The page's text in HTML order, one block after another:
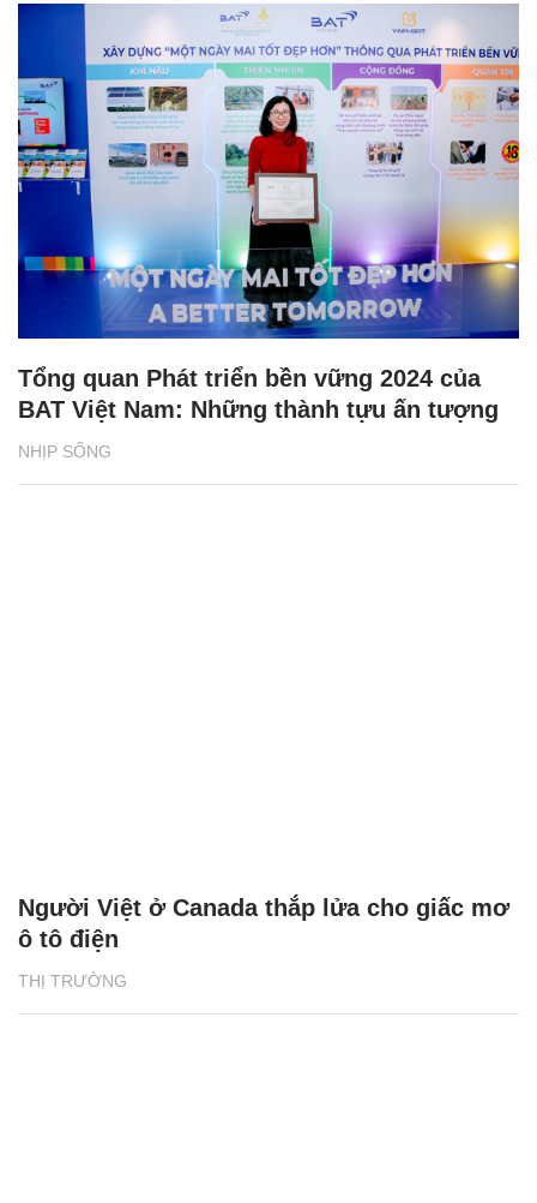
NHỊP SỐNG
Tổng quan Phát triển bền vững 2024 của
BAT Việt Nam: Những thành tựu ấn tượng
THỊ TRƯỜNG
Người Việt ở Canada thắp lửa cho giấc mơ
ô tô điện